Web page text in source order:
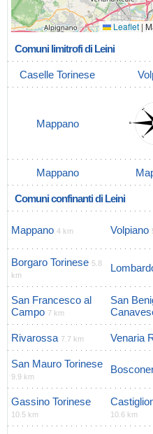
Leaflet |
Comuni limitrofi di Leini
Caselle Torinese
Mappano
Mappano
Comuni confinanti di Leini
Mappano 4 km Volpiano
Borgaro Torinese 5.8
km
San Francesco al
Campo 7 km
San
Rivarossa 7.7 km Venaria
San Mauro Torinese
9.9 km
Gassino Torinese
10.5 km 10.6 km